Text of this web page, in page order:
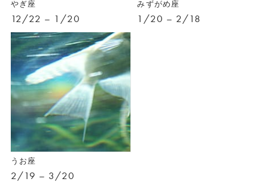
やぎ座
12/22 – 1/20
みずがめ座
1/20 – 2/18
うお座
2/19 – 3/20